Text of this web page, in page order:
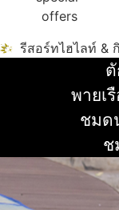
รีสอร์ทไฮไลท์ &
พายเ
ชมด
ช